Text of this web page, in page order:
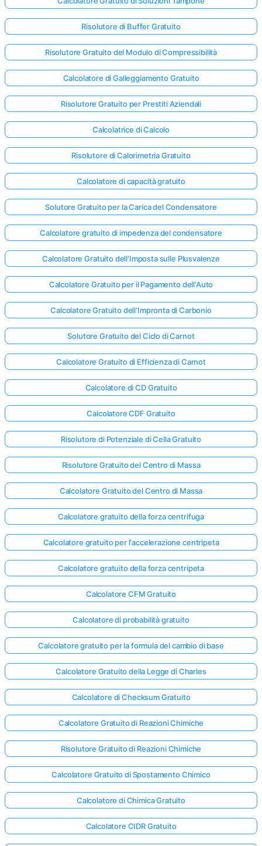
Risolutore di Buffer Gratuito
Risolutore Gratuito del Modulo di Compressibilità
Calcolatore di Galleggiamento Gratuito
Risolutore Gratuito per Prestiti Aziendali
Calcolatrice di Calcolo
Risolutore di Calorimetria Gratuito
Calcolatore di capacità gratuito
Solutore Gratuito per la Carica del Condensatore
Calcolatore gratuito di impedenza del condensatore
Calcolatore Gratuito dell'Imposta sulle Plusvalenze
Calcolatore Gratuito per il Pagamento dell'Auto
Calcolatore Gratuito dell'Impronta di Carbonio
Solutore Gratuito del Ciclo di Carnot
Calcolatore Gratuito di Efficienza di Carnot
Calcolatore di CD Gratuito
Calcolatore CDF Gratuito
Risolutore di Potenziale di Cella Gratuito
Risolutore Gratuito del Centro di Massa
Calcolatore Gratuito del Centro di Massa
Calcolatore gratuito della forza centrifuga
Calcolatore gratuito per l'accelerazione centripeta
Calcolatore gratuito della forza centripeta
Calcolatore CFM Gratuito
Calcolatore di probabilità gratuito
Calcolatore gratuito per la formula del cambio di base
Calcolatore Gratuito della Legge di Charles
Calcolatore di Checksum Gratuito
Calcolatore Gratuito di Reazioni Chimiche
Risolutore Gratuito di Reazioni Chimiche
Calcolatore Gratuito di Spostamento Chimico
Calcolatore di Chimica Gratuito
Calcolatore CIDR Gratuito